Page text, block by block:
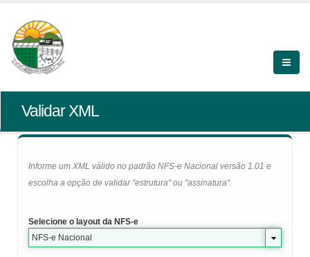
Validar XML
Informe um XML válido no padrão NFS-e Nacional versão 1.01 e
escolha a opção de validar "estrutura" ou "assinatura".
Selecione o layout da NFS-e
NFS-e Nacional